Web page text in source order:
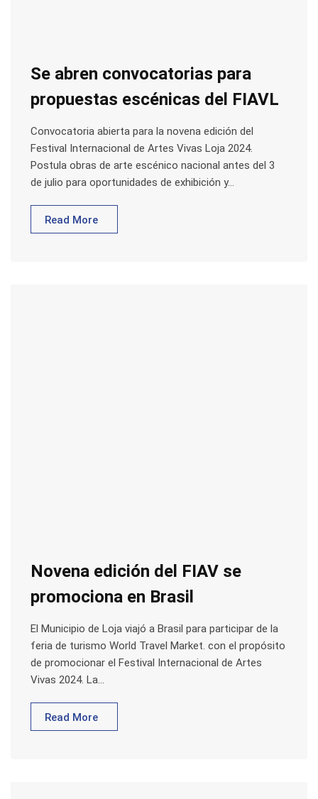
Se abren convocatorias para
propuestas escénicas del FIAVL
Convocatoria abierta para la novena edición del
Festival Internacional de Artes Vivas Loja 2024.
Postula obras de arte escénico nacional antes del 3
de julio para oportunidades de exhibición y…
Read More
Novena edición del FIAV se
promociona en Brasil
El Municipio de Loja viajó a Brasil para participar de la
feria de turismo World Travel Market. con el propósito
de promocionar el Festival Internacional de Artes
Vivas 2024. La…
Read More